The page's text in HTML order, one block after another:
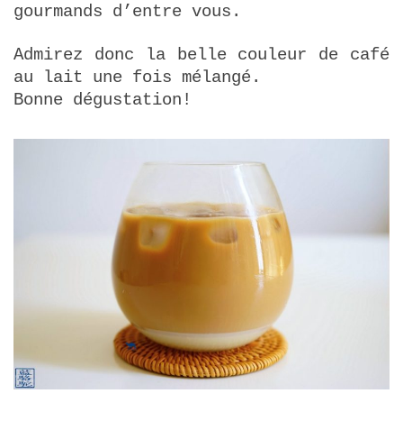
gourmands d’entre vous.
Admirez donc la belle couleur de café
au lait une fois mélangé.
Bonne dégustation!